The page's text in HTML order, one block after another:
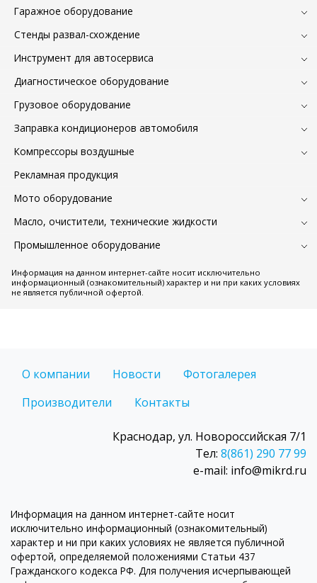
Гаражное оборудование
Стенды развал-схождение
Инструмент для автосервиса
Диагностическое оборудование
Грузовое оборудование
Заправка кондиционеров автомобиля
Компрессоры воздушные
Рекламная продукция
Мото оборудование
Масло, очистители, технические жидкости
Промышленное оборудование
Информация на данном интернет-сайте носит исключительно
информационный (ознакомительный) характер и ни при каких условиях
не является публичной офертой.
О компании Новости
Фотогалерея
Производители
Контакты
Краснодар, ул. Новороссийская 7/1
Тел: 8(861) 290 77 99
e-mail: info@mikrd.ru
Информация на данном интернет-сайте носит
исключительно информационный (ознакомительный)
характер и ни при каких условиях не является публичной
офертой, определяемой положениями Статьи 437
Гражданского кодекса РФ. Для получения исчерпывающей